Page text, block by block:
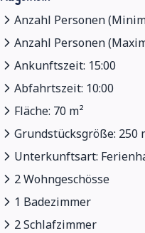
Anzahl Personen
Anzahl Personen
Ankunftszeit: 15:00
Abfahrtszeit: 10:00
Fläche: 70 m²
Grundstücksgröße: 250
Unterkunftsart:
2 Wohngeschösse
1 Badezimmer
2 Schlafzimmer